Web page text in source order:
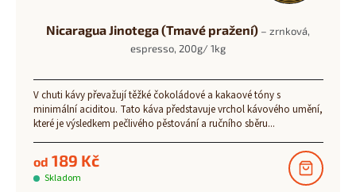
Nicaragua Jinotega (Tmavé pražení) – zrnková,
espresso, 200g/ 1kg
Skladom
od 189 Kč
V chuti kávy převažují těžké čokoládové a kakaové tóny s
minimální aciditou. Tato káva představuje vrchol kávového umění,
které je výsledkem pečlivého pěstování a ručního sběru...